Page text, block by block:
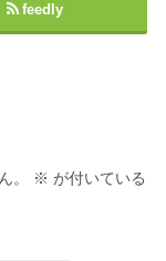
feedly
。 ※ が付いている